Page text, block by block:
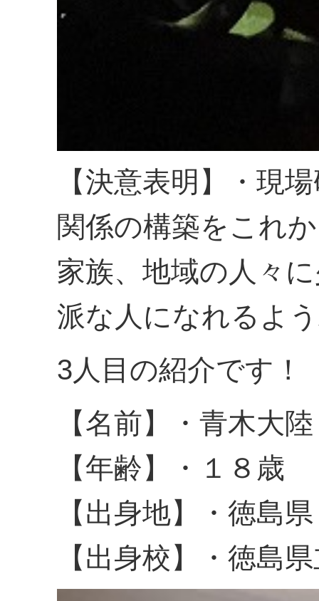
【決意表明】・現
関係の構築をこれ
家族、地域の人々
派な人になれるよ
3人目の紹介です！
【名前】・青木大陸
【年齢】・１８歳
【出身地】・徳島県
【出身校】・徳島